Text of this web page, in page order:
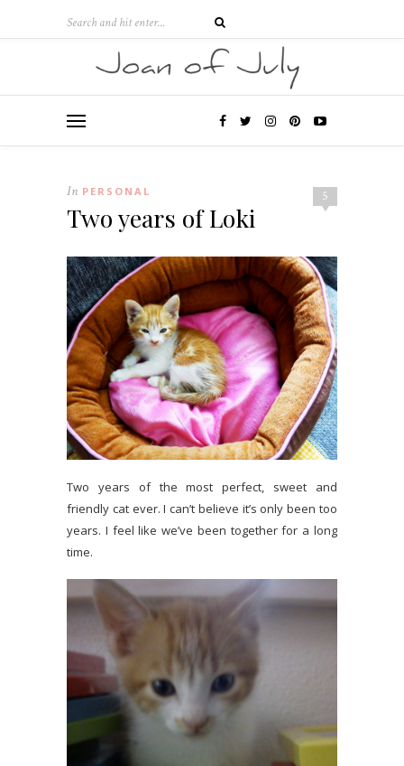
5
In PERSONAL
Two years of Loki
Two years of the most perfect, sweet and
friendly cat ever. I can’t believe it’s only been too
years. I feel like we’ve been together for a long
time.